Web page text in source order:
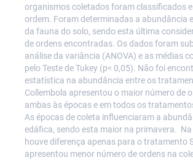
organismos coletados foram classificados
ordem. Foram determinadas a abundância
da fauna do solo, sendo esta última
de ordens encontradas. Os dados foram
análise da variância (ANOVA) e as médias
pelo Teste de Tukey (p< 0,05). Não foi
estatística na abundância entre os
Collembola apresentou o maior número de
ambas às épocas e em todos os
As épocas de coleta influenciaram a
edáfica, sendo esta maior na primavera.
houve diferença apenas para o tratamento
apresentou menor número de ordens na